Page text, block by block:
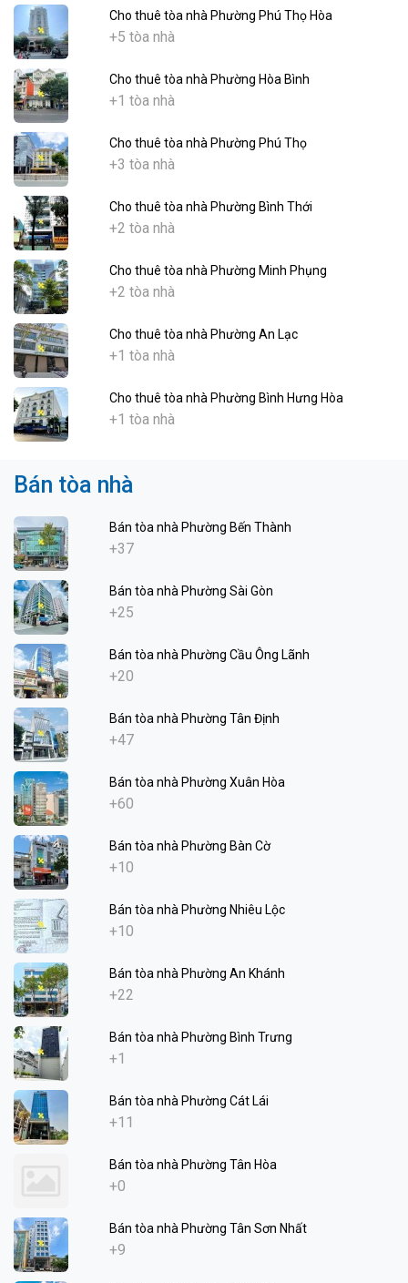
Cho thuê tòa nhà Phường Phú Thọ Hòa
+5 tòa nhà
Cho thuê tòa nhà Phường Hòa Bình
+1 tòa nhà
Cho thuê tòa nhà Phường Phú Thọ
+3 tòa nhà
Cho thuê tòa nhà Phường Bình Thới
+2 tòa nhà
Cho thuê tòa nhà Phường Minh Phụng
+2 tòa nhà
Cho thuê tòa nhà Phường An Lạc
+1 tòa nhà
Cho thuê tòa nhà Phường Bình Hưng Hòa
+1 tòa nhà
Bán tòa nhà
Bán tòa nhà Phường Bến Thành
+37
Bán tòa nhà Phường Sài Gòn
+25
Bán tòa nhà Phường Cầu Ông Lãnh
+20
Bán tòa nhà Phường Tân Định
+47
Bán tòa nhà Phường Xuân Hòa
+60
Bán tòa nhà Phường Bàn Cờ
+10
Bán tòa nhà Phường Nhiêu Lộc
+10
Bán tòa nhà Phường An Khánh
+22
Bán tòa nhà Phường Bình Trưng
+1
Bán tòa nhà Phường Cát Lái
+11
Bán tòa nhà Phường Tân Hòa
+0
Bán tòa nhà Phường Tân Sơn Nhất
+9